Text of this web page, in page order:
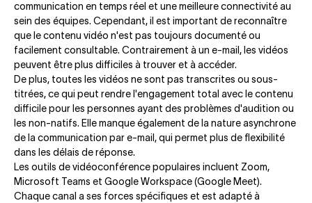
communication en temps réel et une meilleure connectivité au
sein des équipes. Cependant, il est important de reconnaître
que le contenu vidéo n'est pas toujours documenté ou
facilement consultable. Contrairement à un e-mail, les vidéos
peuvent être plus difficiles à trouver et à accéder.
De plus, toutes les vidéos ne sont pas transcrites ou sous-
titrées, ce qui peut rendre l'engagement total avec le contenu
difficile pour les personnes ayant des problèmes d'audition ou
les non-natifs. Elle manque également de la nature asynchrone
de la communication par e-mail, qui permet plus de flexibilité
dans les délais de réponse.
Les outils de vidéoconférence populaires incluent Zoom,
Microsoft Teams et Google Workspace (Google Meet).
Chaque canal a ses forces spécifiques et est adapté à